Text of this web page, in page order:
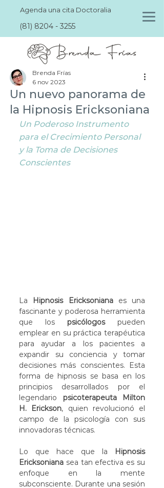
Agenda una cita Doctoralia
(81) 8204 - 3255
Un nuevo panorama de
la Hipnosis Ericksoniana
Brenda Frías
6 nov 2023
Un Poderoso Instrumento
para el Crecimiento Personal
y la Toma de Decisiones
Conscientes
La Hipnosis Ericksoniana es una
fascinante y poderosa herramienta
que los psicólogos pueden
emplear en su práctica terapéutica
para ayudar a los pacientes a
expandir su conciencia y tomar
decisiones más conscientes. Esta
forma de hipnosis se basa en los
principios desarrollados por el
legendario psicoterapeuta Milton
H. Erickson, quien revolucionó el
campo de la psicología con sus
innovadoras técnicas.
Lo que hace que la
Hipnosis
Ericksoniana sea tan efectiva es su
enfoque en la mente
subconsciente. Durante una sesión